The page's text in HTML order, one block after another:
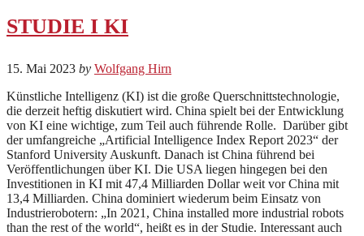
STUDIE I KI
15. Mai 2023 by Wolfgang Hirn
Künstliche Intelligenz (KI) ist die große Querschnittstechnologie,
die derzeit heftig diskutiert wird. China spielt bei der Entwicklung
von KI eine wichtige, zum Teil auch führende Rolle. Darüber gibt
der umfangreiche „Artificial Intelligence Index Report 2023“ der
Stanford University Auskunft. Danach ist China führend bei
Veröffentlichungen über KI. Die USA liegen hingegen bei den
Investitionen in KI mit 47,4 Milliarden Dollar weit vor China mit
13,4 Milliarden. China dominiert wiederum beim Einsatz von
Industrierobotern: „In 2021, China installed more industrial robots
than the rest of the world“, heißt es in der Studie. Interessant auch